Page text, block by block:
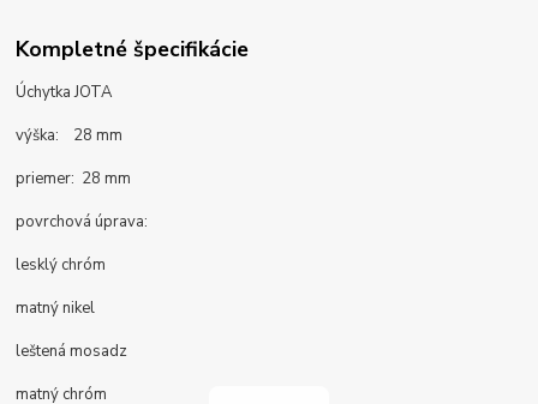
Kompletné špecifikácie
Úchytka JOTA
výška: 28 mm
priemer: 28 mm
povrchová úprava:
lesklý chróm
matný nikel
leštená mosadz
matný chróm